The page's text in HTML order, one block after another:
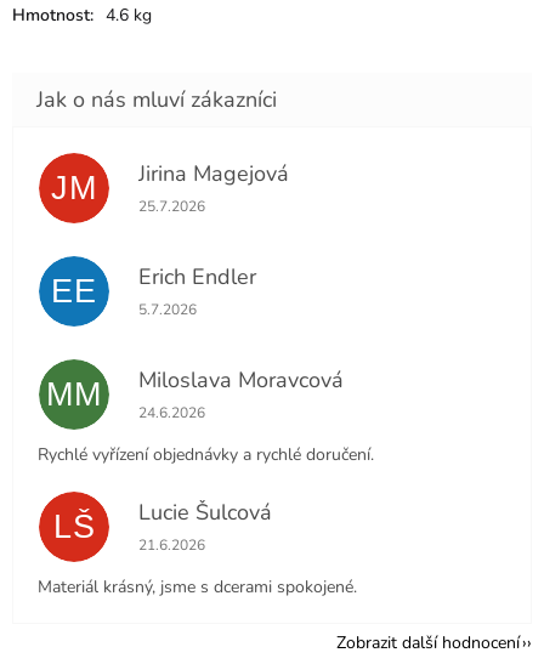
Hmotnost: 4.6 kg
JM Jirina Magejová
Hodnocení obchodu je 5 z 5 hvězdiček.
25.7.2026
EE Erich Endler
Hodnocení obchodu je 5 z 5 hvězdiček.
5.7.2026
MM Miloslava Moravcová
Hodnocení obchodu je 5 z 5 hvězdiček.
24.6.2026
Rychlé vyřízení objednávky a rychlé doručení.
LŠ Lucie Šulcová
Hodnocení obchodu je 5 z 5 hvězdiček.
21.6.2026
Materiál krásný, jsme s dcerami spokojené.
Zobrazit další hodnocení